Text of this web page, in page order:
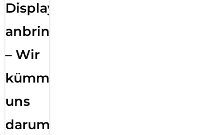
Displayfolie
anbringen
– Wir
kümmern
uns
darum!